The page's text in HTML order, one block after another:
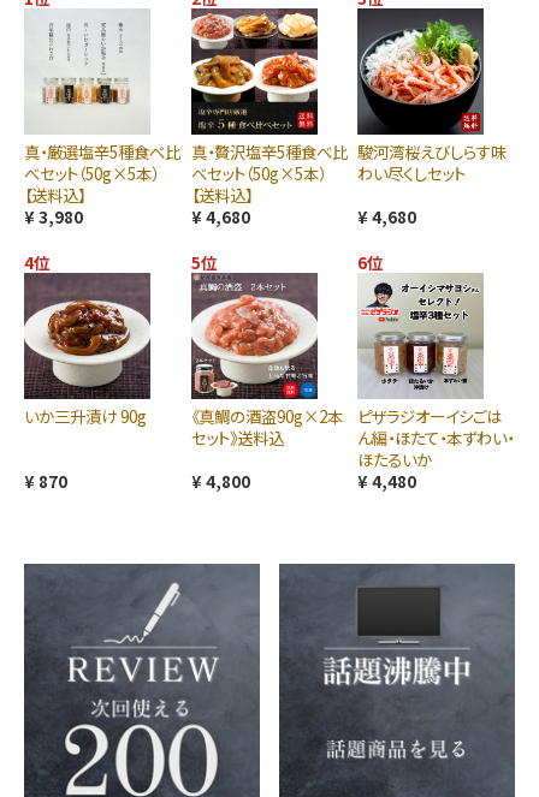
真・厳選塩辛5種食べ比
べセット（50g×5本）
【送料込】
¥ 3,980
真・贅沢塩辛5種食べ比
べセット（50g×5本）
【送料込】
¥ 4,680
駿河湾桜えびしらす味
わい尽くしセット
¥ 4,680
4位
いか三升漬け 90g
¥ 870
5位
《真鯛の酒盗90g×2本
セット》送料込
¥ 4,800
6位
ピザラジオーイシごは
ん編・ほたて・本ずわい・
ほたるいか
¥ 4,480